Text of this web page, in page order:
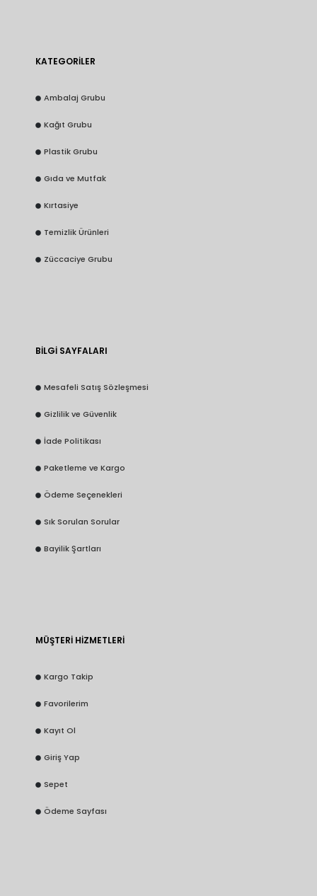
KATEGORİLER
Ambalaj Grubu
Kağıt Grubu
Plastik Grubu
Gıda ve Mutfak
Kırtasiye
Temizlik Ürünleri
Züccaciye Grubu
BİLGİ SAYFALARI
Mesafeli Satış Sözleşmesi
Gizlilik ve Güvenlik
İade Politikası
Paketleme ve Kargo
Ödeme Seçenekleri
Sık Sorulan Sorular
Bayilik Şartları
MÜŞTERİ HİZMETLERİ
Kargo Takip
Favorilerim
Kayıt Ol
Giriş Yap
Sepet
Ödeme Sayfası